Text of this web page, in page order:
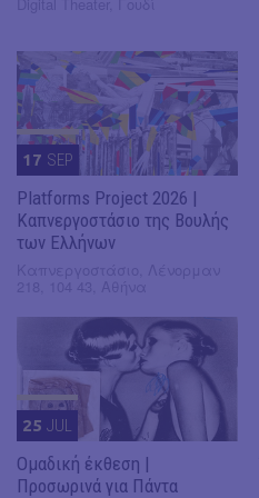
17 SEP
Platforms Project 2026 |
Καπνεργοστάσιο της Βουλής
των Ελλήνων
25 JUL
Ομαδική έκθεση |
Προσωρινά για Πάντα